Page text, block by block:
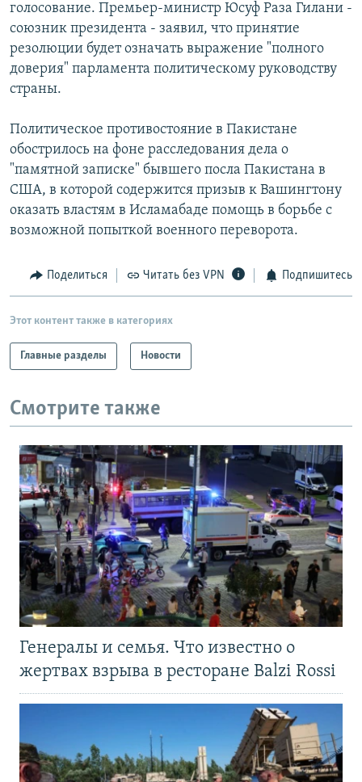
голосование. Премьер-министр Юсуф Раза Гилани -
союзник президента - заявил, что принятие
резолюции будет означать выражение "полного
доверия" парламента политическому руководству
страны.
Политическое противостояние в Пакистане
обострилось на фоне расследования дела о
"памятной записке" бывшего посла Пакистана в
США, в которой содержится призыв к Вашингтону
оказать властям в Исламабаде помощь в борьбе с
возможной попыткой военного переворота.
Поделиться Читать без VPN Подпишитесь
Этот контент также в категориях
Главные разделы Новости
Смотрите также
Генералы и семья. Что известно о
жертвах взрыва в ресторане Balzi Rossi